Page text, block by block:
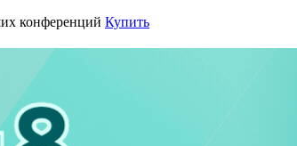
конференций Купить